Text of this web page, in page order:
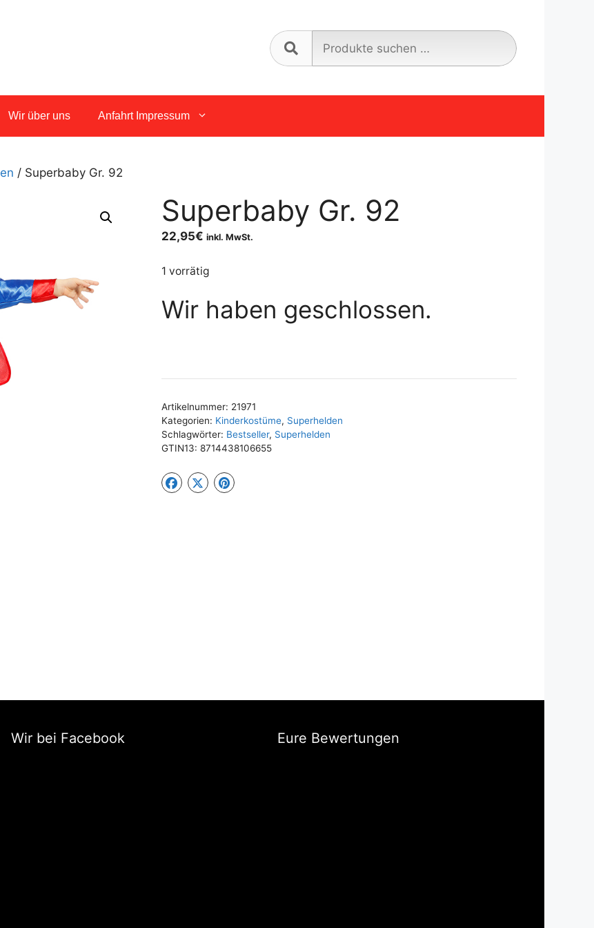
nach:
Wir über uns Anfahrt Impressum
/ Superbaby Gr. 92
Superbaby Gr. 92
22,95€ inkl. MwSt.
1 vorrätig
Wir haben geschlossen.
Artikelnummer: 21971
Kategorien: Kinderkostüme, Superhelden
Schlagwörter: Bestseller, Superhelden
GTIN13: 8714438106655
Wir bei Facebook Eure Bewertungen